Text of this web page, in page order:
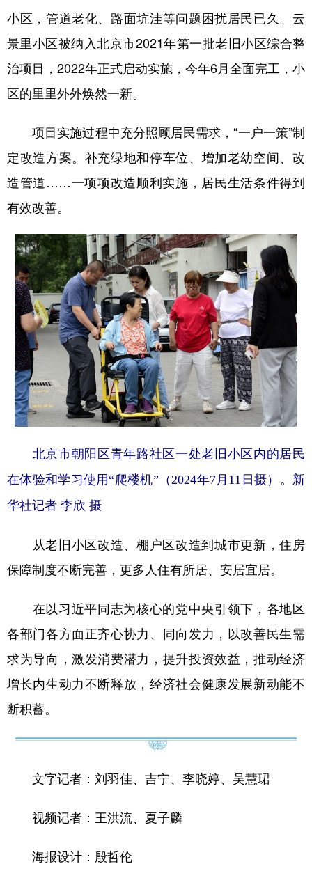
小区，管道老化、路面坑洼等问题困扰居民已久。云
景里小区被纳入北京市2021年第一批老旧小区综合整
治项目，2022年正式启动实施，今年6月全面完工，小
区的里里外外焕然一新。
项目实施过程中充分照顾居民需求，“一户一策”制
定改造方案。补充绿地和停车位、增加老幼空间、改
造管道……一项项改造顺利实施，居民生活条件得到
有效改善。
北京市朝阳区青年路社区一处老旧小区内的居民
在体验和学习使用“爬楼机”（2024年7月11日摄）。新
华社记者 李欣 摄
从老旧小区改造、棚户区改造到城市更新，住房
保障制度不断完善，更多人住有所居、安居宜居。
在以习近平同志为核心的党中央引领下，各地区
各部门各方面正齐心协力、同向发力，以改善民生需
求为导向，激发消费潜力，提升投资效益，推动经济
增长内生动力不断释放，经济社会健康发展新动能不
断积蓄。
文字记者：刘羽佳、吉宁、李晓婷、吴慧珺
视频记者：王洪流、夏子麟
海报设计：殷哲伦